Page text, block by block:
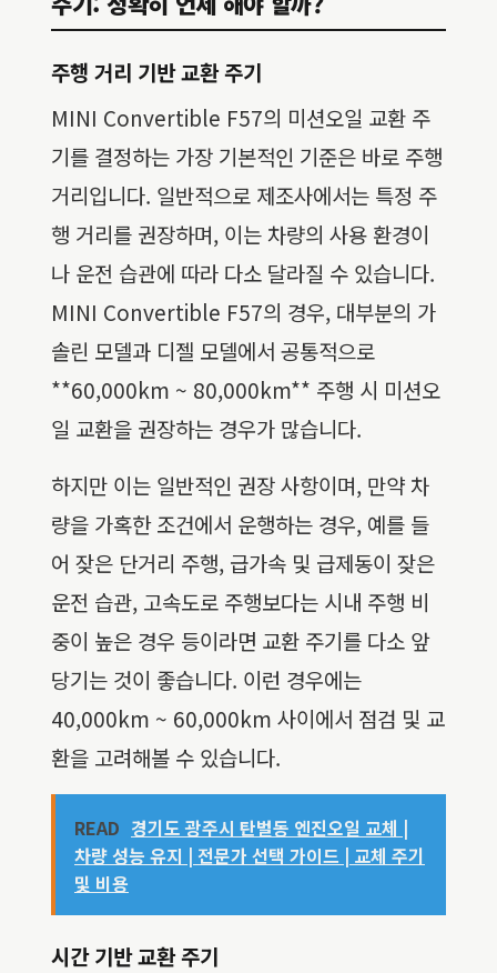
주행 거리 기반 교환 주기
MINI Convertible F57의 미션오일 교환 주
기를 결정하는 가장 기본적인 기준은 바로 주행
거리입니다. 일반적으로 제조사에서는 특정 주
행 거리를 권장하며, 이는 차량의 사용 환경이
나 운전 습관에 따라 다소 달라질 수 있습니다.
MINI Convertible F57의 경우, 대부분의 가
솔린 모델과 디젤 모델에서 공통적으로
**60,000km ~ 80,000km** 주행 시 미션오
일 교환을 권장하는 경우가 많습니다.
하지만 이는 일반적인 권장 사항이며, 만약 차
량을 가혹한 조건에서 운행하는 경우, 예를 들
어 잦은 단거리 주행, 급가속 및 급제동이 잦은
운전 습관, 고속도로 주행보다는 시내 주행 비
중이 높은 경우 등이라면 교환 주기를 다소 앞
당기는 것이 좋습니다. 이런 경우에는
40,000km ~ 60,000km 사이에서 점검 및 교
환을 고려해볼 수 있습니다.
READ 경기도 광주시 탄벌동 엔진오일 교체 |
차량 성능 유지 | 전문가 선택 가이드 | 교체 주기
및 비용
시간 기반 교환 주기